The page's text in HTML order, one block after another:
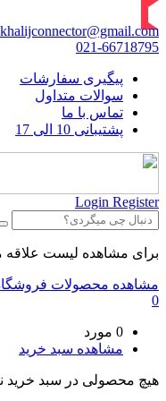
khalijconnector@gmail.com
021-66718795
پیگیری سفارشات
سوالات متداول
تماس با ما
پشتیبانی 10 الی 17
Login Register
برای مشاهده لیست علاقه
مشاهده محصولات
0
0 مورد
مشاهده سبد خرید
هیچ محصولی در سبد خرید